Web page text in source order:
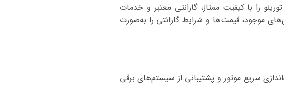
را با کیفیت ممتاز، گارانتی معتبر و خدمات
لیست باتری‌های موجود، قیمت‌ها و شرایط گارانتی را به‌صورت
و ولتاژ 12 ولت، قدرت کافی برای راه‌اندازی سریع موتور و پشتیبانی از سیستم‌های برقی